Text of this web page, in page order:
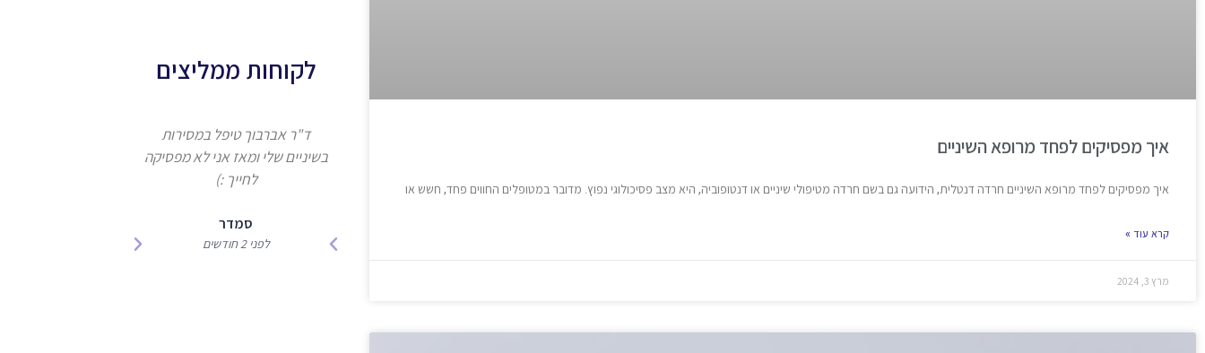
איך מפסיקים לפחד מרופא השיניים
איך מפסיקים לפחד מרופא השיניים חרדה דנטלית, הידועה גם בשם חרדה מטיפולי שיניים או דנטופוביה, היא מצב פסיכולוגי נפוץ. מדובר במטופלים החווים פחד, חשש או
קרא עוד »
מרץ 3, 2024
לקוחות ממליצים
ד"ר אברבוך טיפל במסירות
בשיניים שלי ומאז אני לא מפסיקה
לחייך :)
סמדר
לפני 2 חודשים